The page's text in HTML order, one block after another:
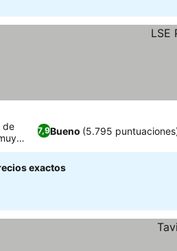
7,9Bueno (5.795
de
exactos